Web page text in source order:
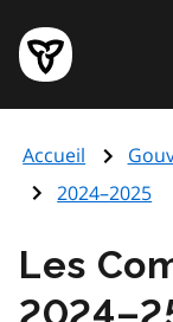
au
contenu
principal
Page
d'accueil
de
l'Ontario
Accueil
2024–2025
Les